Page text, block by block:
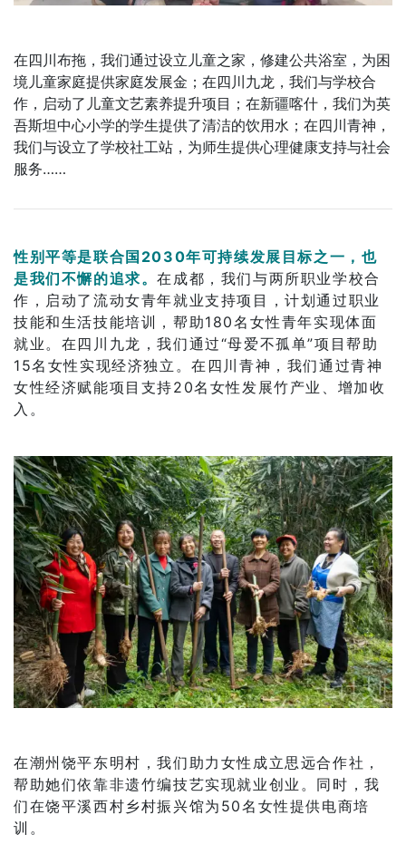
在四川布拖，我们通过设立儿童之家，修建公共浴室，为困
境儿童家庭提供家庭发展金；在四川九龙，我们与学校合
作，启动了儿童文艺素养提升项目；在新疆喀什，我们为英
吾斯坦中心小学的学生提供了清洁的饮用水；在四川青神，
我们与设立了学校社工站，为师生提供心理健康支持与社会
服务……
性别平等是联合国2030年可持续发展目标之一，也
是我们不懈的追求。在成都，我们与两所职业学校合
作，启动了流动女青年就业支持项目，计划通过职业
技能和生活技能培训，帮助180名女性青年实现体面
就业。在四川九龙，我们通过“母爱不孤单”项目帮助
15名女性实现经济独立。在四川青神，我们通过青神
女性经济赋能项目支持20名女性发展竹产业、增加收
入。
在潮州饶平东明村，我们助力女性成立思远合作社，
帮助她们依靠非遗竹编技艺实现就业创业。同时，我
们在饶平溪西村乡村振兴馆为50名女性提供电商培
训。